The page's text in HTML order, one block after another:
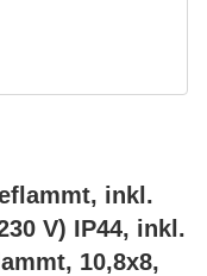
inkl.
V) IP44, inkl.
10,8x8,